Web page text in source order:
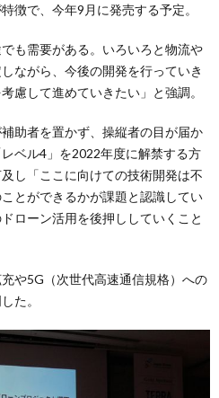
徴で、今年9月に発売する予定。
も需要がある。いろいろと物流や
ながら、今後の開発を行っていき
慮して進めていきたい」と強調。
助者を置かず、操縦者の目が届か
ベル4」を2022年度に解禁する方
し「ここに向けての技術開発は不
とができるかが課題と認識してい
ローン活用を後押ししていくこと
や5G（次世代高速通信規格）への
た。